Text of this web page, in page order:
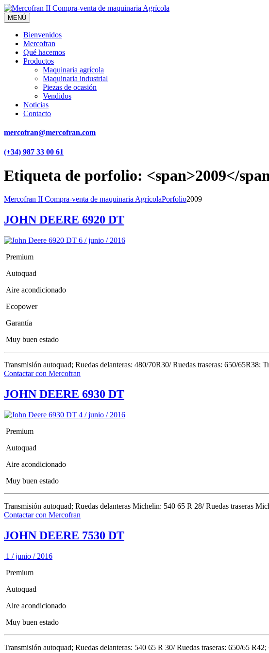
MENÚ
Bienvenidos
Mercofran
Qué hacemos
Productos
Maquinaria agrícola
Maquinaria industrial
Piezas de ocasión
Vendidos
Noticias
Contacto
mercofran@mercofran.com
(+34) 987 33 00 61
Etiqueta de porfolio: <span>2009</
Mercofran II Compra-venta de maquinaria AgrícolaPorfolio2009
JOHN DEERE 6920 DT
6 / junio / 2016
Premium
Autoquad
Aire acondicionado
Ecopower
Garantía
Muy buen estado
Transmisión autoquad; Ruedas delanteras: 480/70R30/ Ruedas traseras: 650/65R38;
Contactar con Mercofran
JOHN DEERE 6930 DT
4 / junio / 2016
Premium
Autoquad
Aire acondicionado
Muy buen estado
Transmisión autoquad; Ruedas delanteras Michelin: 540 65 R 28/ Ruedas traseras
Contactar con Mercofran
JOHN DEERE 7530 DT
1 / junio / 2016
Premium
Autoquad
Aire acondicionado
Muy buen estado
Transmisión autoquad; Ruedas delanteras: 540 65 R 30/ Ruedas traseras: 650/65